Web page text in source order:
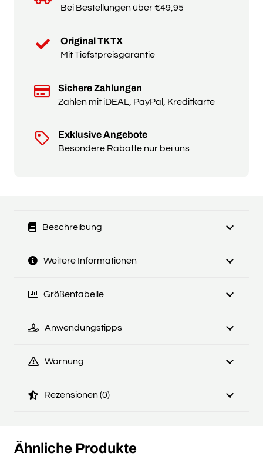
Bei Bestellungen über €49,95
Original TKTX
Mit Tiefstpreisgarantie
Sichere Zahlungen
Zahlen mit iDEAL, PayPal, Kreditkarte
Exklusive Angebote
Besondere Rabatte nur bei uns
Beschreibung
Weitere Informationen
Größentabelle
Anwendungstipps
Warnung
Rezensionen (0)
Ähnliche Produkte